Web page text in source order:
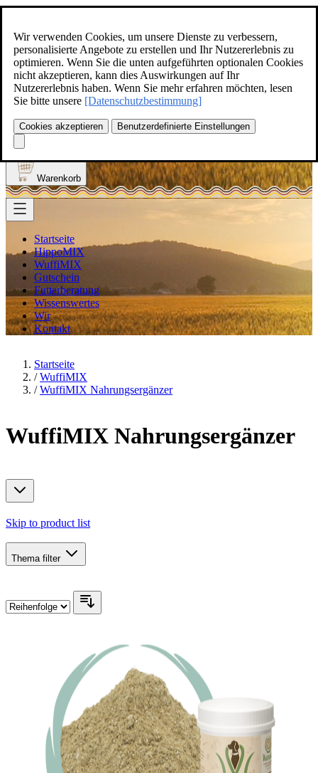
Wir verwenden Cookies, um unsere Dienste zu verbessern,
personalisierte Angebote zu erstellen und Ihr Nutzererlebnis zu
optimieren. Wenn Sie die unten aufgeführten optionalen Cookies
nicht akzeptieren, kann dies Auswirkungen auf Ihr
Nutzererlebnis haben. Wenn Sie mehr erfahren möchten, lesen
Sie bitte unsere [Datenschutzbestimmung]
Cookies akzeptieren Benutzerdefinierte Einstellungen
Zum Inhalt springen
+49(0)5129-308
Produkt finden
0
Warenkorb
Startseite
HippoMIX
WuffiMIX
Gutschein
Futterberatung
Wissenswertes
Wir
Kontakt
Startseite
/ WuffiMIX
/ WuffiMIX Nahrungsergänzer
WuffiMIX Nahrungsergänzer
Skip to product list
Thema filter